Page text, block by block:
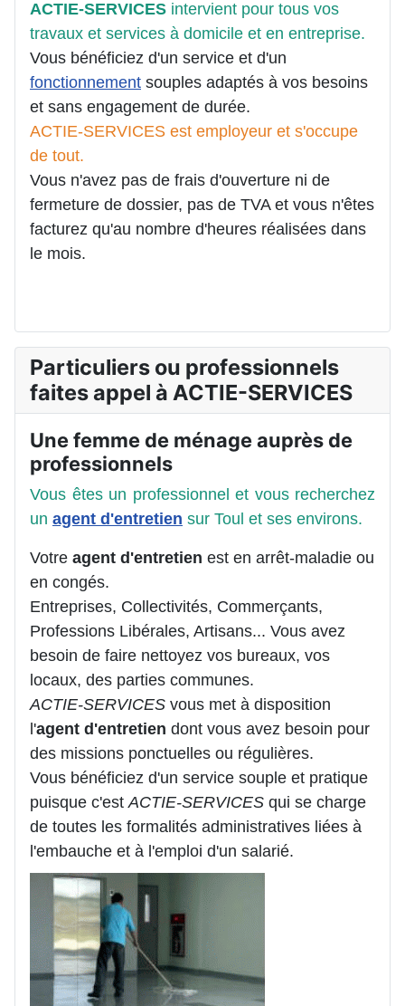
ACTIE-SERVICES intervient pour tous vos
travaux et services à domicile et en entreprise.
Vous bénéficiez d'un service et d'un
fonctionnement souples adaptés à vos besoins
et sans engagement de durée.
ACTIE-SERVICES est employeur et s'occupe
de tout.
Vous n'avez pas de frais d'ouverture ni de
fermeture de dossier, pas de TVA et vous n'êtes
facturez qu'au nombre d'heures réalisées dans
le mois.
Particuliers ou professionnels
faites appel à ACTIE-SERVICES
Une femme de ménage auprès de
professionnels
Vous êtes un professionnel et vous recherchez
un agent d'entretien sur Toul et ses environs.
Votre agent d'entretien est en arrêt-maladie ou
en congés.
Entreprises, Collectivités, Commerçants,
Professions Libérales, Artisans... Vous avez
besoin de faire nettoyez vos bureaux, vos
locaux, des parties communes.
ACTIE-SERVICES vous met à disposition
l'agent d'entretien dont vous avez besoin pour
des missions ponctuelles ou régulières.
Vous bénéficiez d'un service souple et pratique
puisque c'est ACTIE-SERVICES qui se charge
de toutes les formalités administratives liées à
l'embauche et à l'emploi d'un salarié.